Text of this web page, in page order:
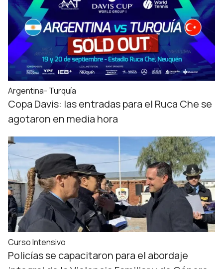
Argentina- Turquía
Copa Davis: las entradas para el Ruca Che se
agotaron en media hora
Curso Intensivo
Policías se capacitaron para el abordaje